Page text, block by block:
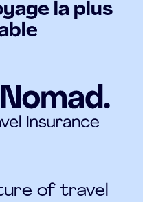
la plus
of travel